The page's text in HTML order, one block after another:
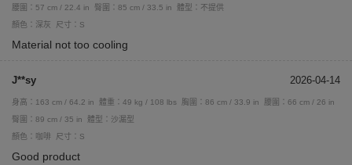
腰圍：57 cm / 22.4 in
臀圍：85 cm / 33.5 in
體型：不提供
顏色：深灰
尺寸：S
Material not too cooling
J**sy 2026-04-14
身高：163 cm / 64.2 in 體重：49 kg / 108 lbs 胸圍：86 cm / 33.9 in
腰圍：66 cm / 26 in
臀圍：89 cm / 35 in
體型：沙漏型
顏色：咖啡
尺寸：S
Good product